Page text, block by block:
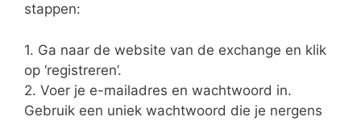
stappen:
1. Ga naar de website van de exchange en klik
op ‘registreren’.
2. Voer je e-mailadres en wachtwoord in.
Gebruik een uniek wachtwoord die je nergens